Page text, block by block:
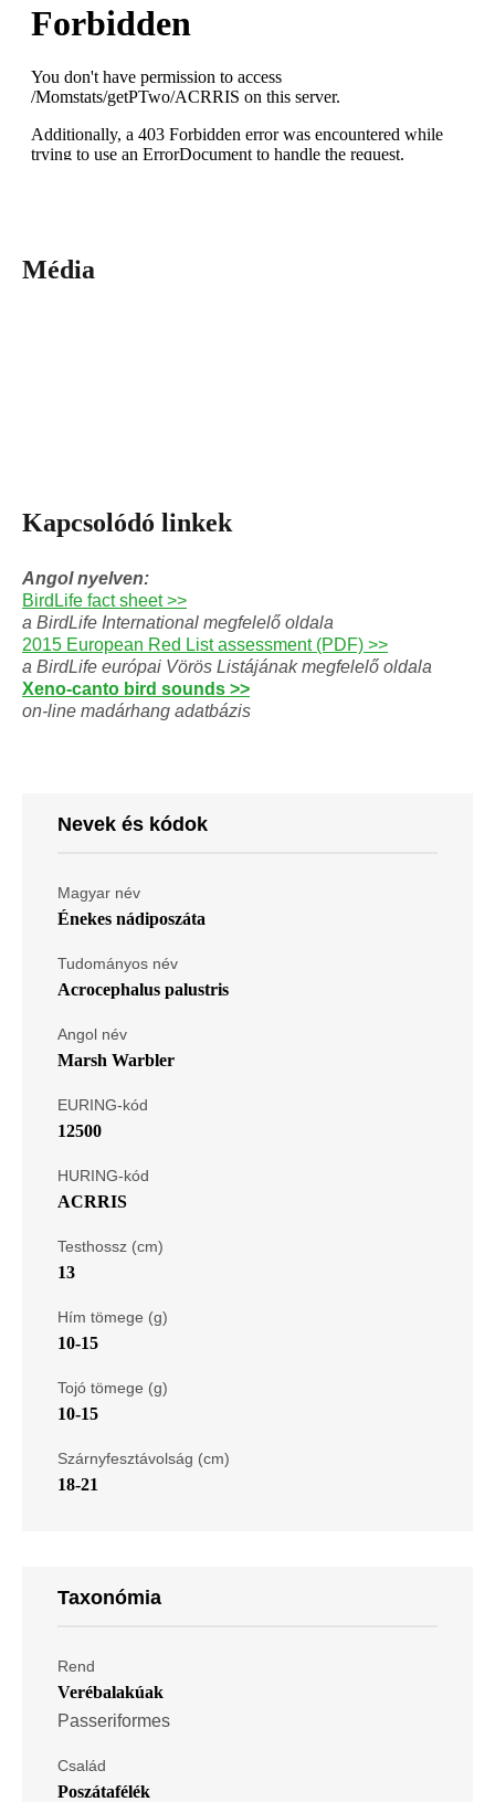
Média
Kapcsolódó linkek
Angol nyelven:
BirdLife fact sheet >>
a BirdLife International megfelelő oldala
2015 European Red List assessment (PDF) >>
a BirdLife európai Vörös Listájának megfelelő oldala
Xeno-canto bird sounds >>
on-line madárhang adatbázis
Nevek és kódok
Magyar név
Énekes nádiposzáta
Tudományos név
Acrocephalus palustris
Angol név
Marsh Warbler
EURING-kód
12500
HURING-kód
ACRRIS
Testhossz (cm)
13
Hím tömege (g)
10-15
Tojó tömege (g)
10-15
Szárnyfesztávolság (cm)
18-21
Taxonómia
Rend
Verébalakúak
Passeriformes
Család
Poszátafélék